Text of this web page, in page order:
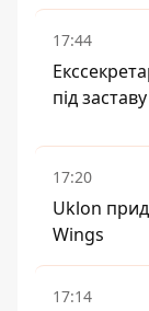
17:44
під
17:20
Uklon
Wings
17:14